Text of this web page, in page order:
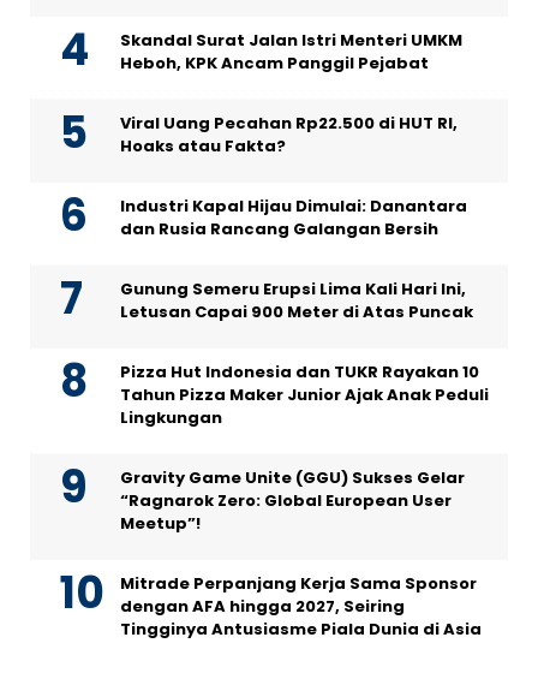
Skandal Surat Jalan Istri Menteri UMKM
Heboh, KPK Ancam Panggil Pejabat
Viral Uang Pecahan Rp22.500 di HUT RI,
Hoaks atau Fakta?
Industri Kapal Hijau Dimulai: Danantara
dan Rusia Rancang Galangan Bersih
Gunung Semeru Erupsi Lima Kali Hari Ini,
Letusan Capai 900 Meter di Atas Puncak
Pizza Hut Indonesia dan TUKR Rayakan 10
Tahun Pizza Maker Junior Ajak Anak Peduli
Lingkungan
Gravity Game Unite (GGU) Sukses Gelar
“Ragnarok Zero: Global European User
Meetup”!
Mitrade Perpanjang Kerja Sama Sponsor
dengan AFA hingga 2027, Seiring
Tingginya Antusiasme Piala Dunia di Asia